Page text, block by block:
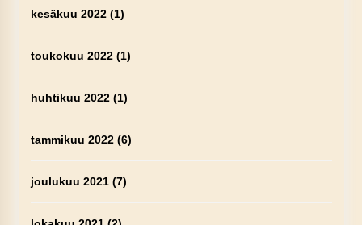
kesäkuu 2022(1)
toukokuu 2022(1)
huhtikuu 2022(1)
tammikuu 2022(6)
joulukuu 2021(7)